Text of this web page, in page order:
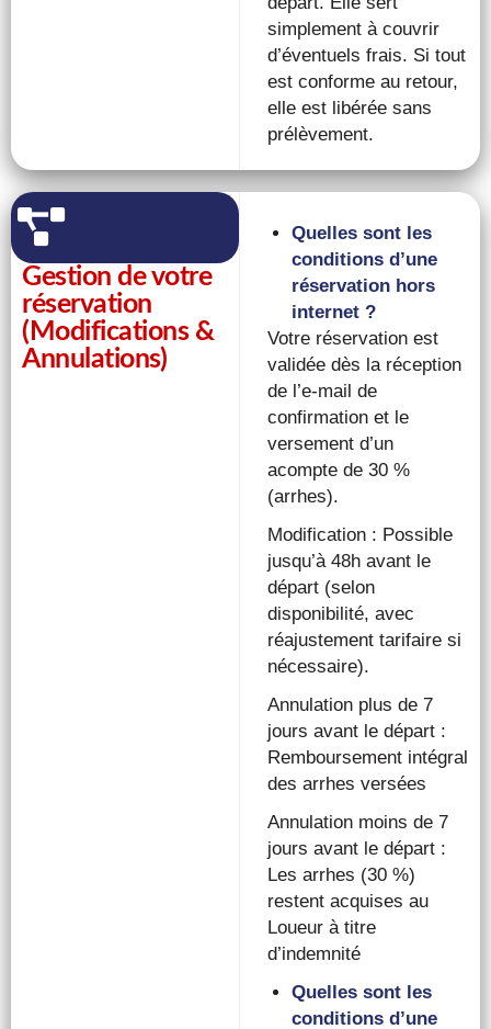
simplement à couvrir
d’éventuels frais. Si tout
est conforme au retour,
elle est libérée sans
prélèvement.
Gestion de votre
réservation
(Modifications &
Annulations)
Quelles sont les
conditions d’une
réservation hors
internet ?
Votre réservation est
validée dès la réception
de l’e-mail de
confirmation et le
versement d’un
acompte de 30 %
(arrhes).
Modification : Possible
jusqu’à 48h avant le
départ (selon
disponibilité, avec
réajustement tarifaire si
nécessaire).
Annulation plus de 7
jours avant le départ :
Remboursement intégral
des arrhes versées
Annulation moins de 7
jours avant le départ :
Les arrhes (30 %)
restent acquises au
Loueur à titre
d’indemnité
Quelles sont les
conditions d’une